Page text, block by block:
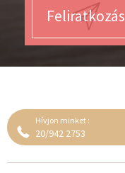
Feliratkozás
Hívjon minket :
20/942 2753